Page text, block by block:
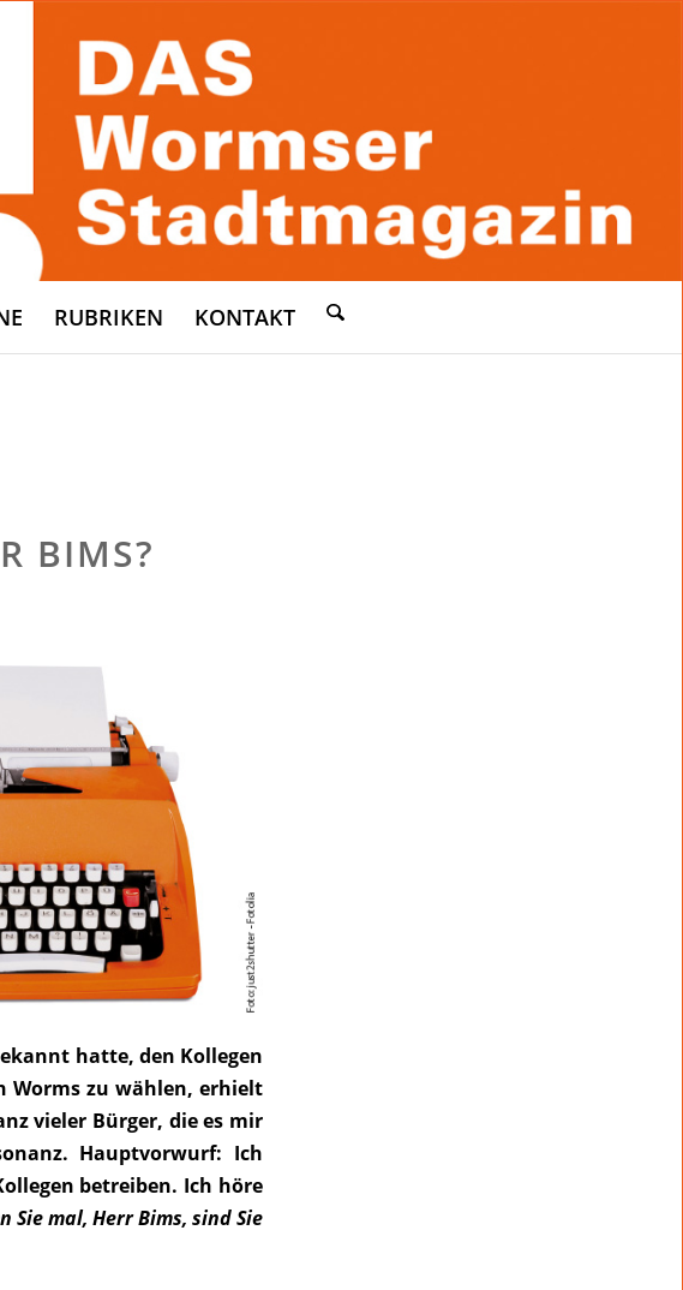
RUBRIKEN KONTAKT
BIMS?
hatte, den Kollegen
Worms zu wählen, erhielt
vieler Bürger, die es mir
Hauptvorwurf: Ich
betreiben. Ich höre
Sie mal, Herr Bims, sind Sie